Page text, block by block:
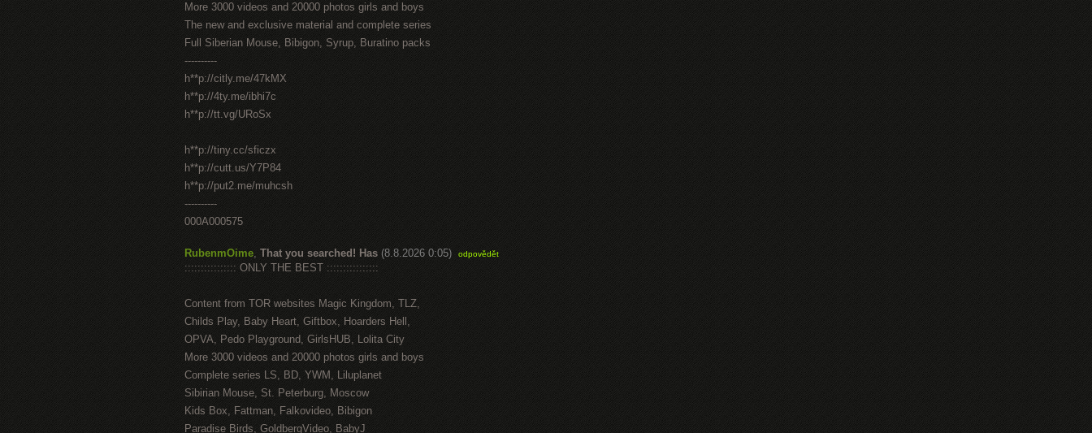
More 3000 videos and 20000 photos girls and boys
The new and exclusive material and complete series
Full Siberian Mouse, Bibigon, Syrup, Buratino packs
----------
h**p://citly.me/47kMX
h**p://4ty.me/ibhi7c
h**p://tt.vg/URoSx
h**p://tiny.cc/sficzx
h**p://cutt.us/Y7P84
h**p://put2.me/muhcsh
----------
000A000575
RubenmOime, That you searched! Has (8.8.2026 0:05) odpovědět
:::::::::::::::: ONLY THE BEST ::::::::::::::::
Content from TOR websites Magic Kingdom, TLZ,
Childs Play, Baby Heart, Giftbox, Hoarders Hell,
OPVA, Pedo Playground, GirlsHUB, Lolita City
More 3000 videos and 20000 photos girls and boys
Complete series LS, BD, YWM, Liluplanet
Sibirian Mouse, St. Peterburg, Moscow
Kids Box, Fattman, Falkovideo, Bibigon
Paradise Birds, GoldbergVideo, BabyJ